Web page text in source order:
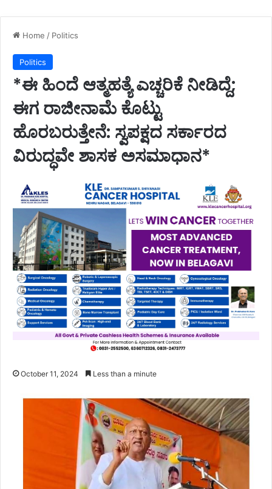
Home / Politics
Politics
*ಈ ಹಿಂದೆ ಆತ್ಮಹತ್ಯೆ ಎಚ್ಚರಿಕೆ ನೀಡಿದ್ದೆ;
ಈಗ ರಾಜೀನಾಮೆ ಕೊಟ್ಟು
ಹೊರಬರುತ್ತೇನೆ: ಸ್ವಪಕ್ಷದ ಸರ್ಕಾರದ
ವಿರುದ್ಧವೇ ಶಾಸಕ ಅಸಮಾಧಾನ*
October 11, 2024 Less than a minute